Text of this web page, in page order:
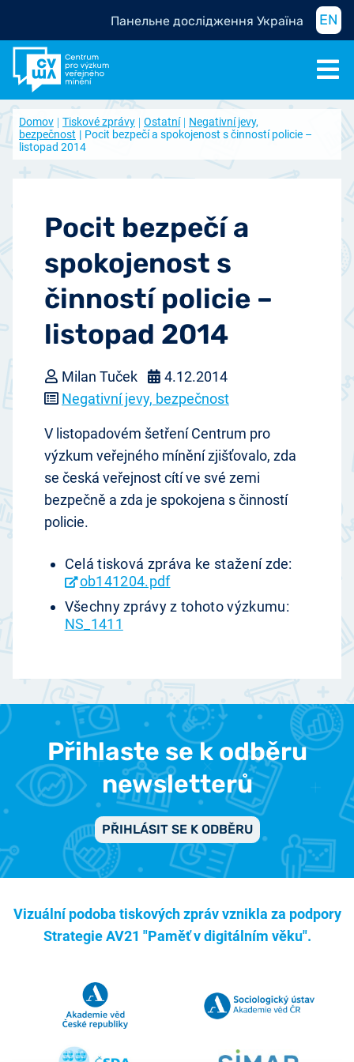
Панельне дослідження Україна EN
Domov Tiskové zprávy Ostatní
Negativní jevy,
bezpečnost
Pocit bezpečí a spokojenost s činností policie –
listopad 2014
Pocit bezpečí a
spokojenost s
činností policie –
listopad 2014
Milan Tuček
4.12.2014
Negativní jevy, bezpečnost
V listopadovém šetření Centrum pro
výzkum veřejného mínění zjišťovalo, zda
se česká veřejnost cítí ve své zemi
bezpečně a zda je spokojena s činností
policie.
Celá tisková zpráva ke stažení zde:
ob141204.pdf
Všechny zprávy z tohoto výzkumu:
NS_1411
Přihlaste se k odběru
newsletterů
PŘIHLÁSIT SE K ODBĚRU
Vizuální podoba tiskových zpráv vznikla za podpory
Strategie AV21 "Paměť v digitálním věku".